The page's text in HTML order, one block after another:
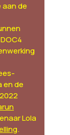
de
en de
Lola
.